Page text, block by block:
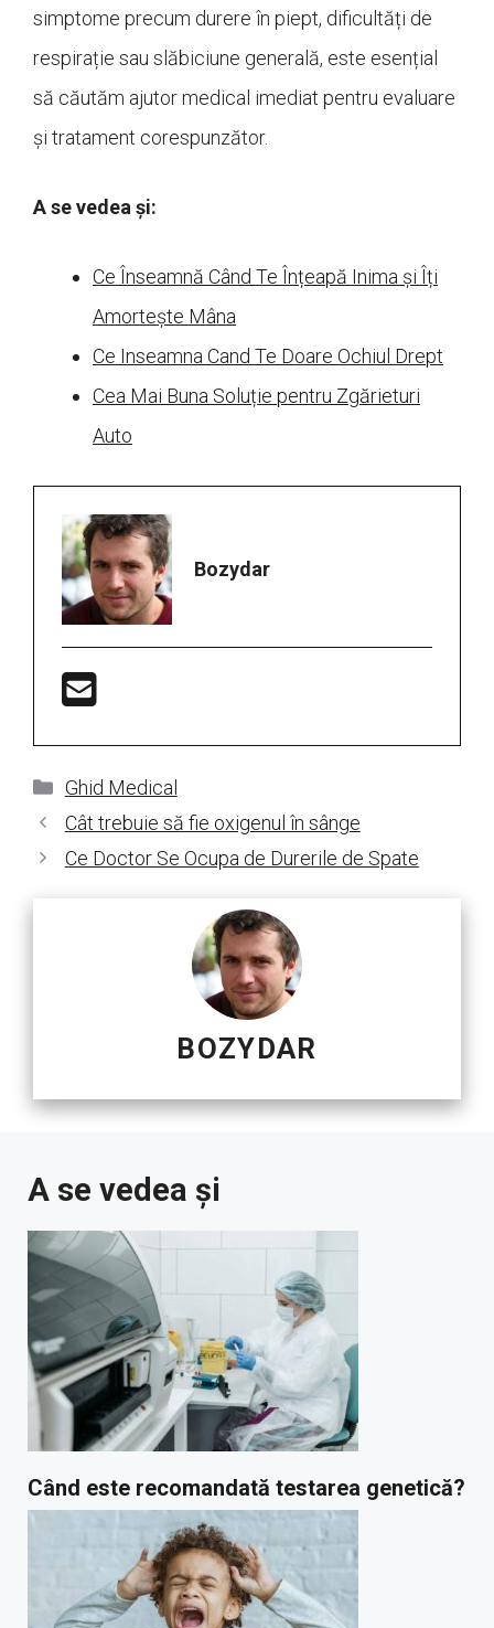
simptome precum durere în piept, dificultăți de
respirație sau slăbiciune generală, este esențial
să căutăm ajutor medical imediat pentru evaluare
și tratament corespunzător.
A se vedea și:
Ce Înseamnă Când Te Înțeapă Inima și Îți
Amortește Mâna
Ce Inseamna Cand Te Doare Ochiul Drept
Cea Mai Buna Soluție pentru Zgărieturi
Auto
Bozydar
Categorii
Ghid Medical
Cât trebuie să fie oxigenul în sânge
Ce Doctor Se Ocupa de Durerile de Spate
BOZYDAR
A se vedea și
Când este recomandată testarea genetică?